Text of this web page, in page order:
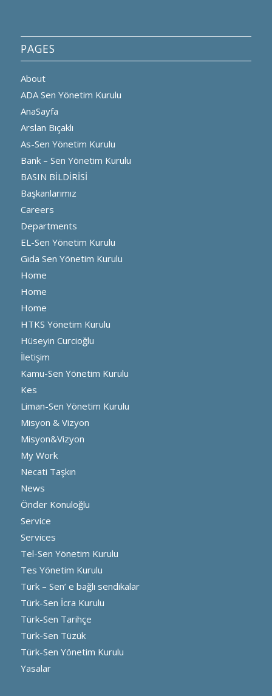
PAGES
About
ADA Sen Yönetim Kurulu
AnaSayfa
Arslan Bıçaklı
As-Sen Yönetim Kurulu
Bank – Sen Yönetim Kurulu
BASIN BİLDİRİSİ
Başkanlarımız
Careers
Departments
EL-Sen Yönetim Kurulu
Gıda Sen Yönetim Kurulu
Home
Home
Home
HTKS Yönetim Kurulu
Hüseyin Curcioğlu
İletişim
Kamu-Sen Yönetim Kurulu
Kes
Liman-Sen Yönetim Kurulu
Misyon & Vizyon
Misyon&Vizyon
My Work
Necati Taşkın
News
Önder Konuloğlu
Service
Services
Tel-Sen Yönetim Kurulu
Tes Yönetim Kurulu
Türk – Sen’ e bağlı sendikalar
Türk-Sen İcra Kurulu
Türk-Sen Tarihçe
Türk-Sen Tüzük
Türk-Sen Yönetim Kurulu
Yasalar